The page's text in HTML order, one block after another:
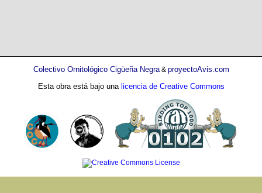
Colectivo Ornitológico Cigüeña Negra& proyectoAvis.com
Esta obra está bajo una licencia de Creative Commons